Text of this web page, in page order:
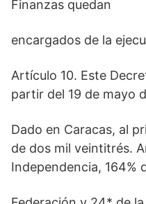
Finanzas quedan
encargados de la
Artículo 10. Este
partir del 19 de mayo
Dado en Caracas, al
de dos mil veintitrés.
Independencia, 164%